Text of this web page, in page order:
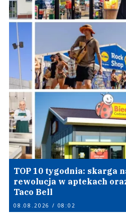
TOP 10 tygodnia: skarga
rewolucja w aptekach
Taco Bell
08.08.2026 / 08:02